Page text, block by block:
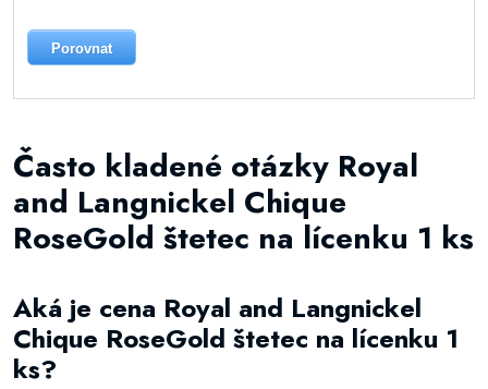
Porovnat
Často kladené otázky Royal
and Langnickel Chique
RoseGold štetec na lícenku 1 ks
Aká je cena Royal and Langnickel
Chique RoseGold štetec na lícenku 1
ks?